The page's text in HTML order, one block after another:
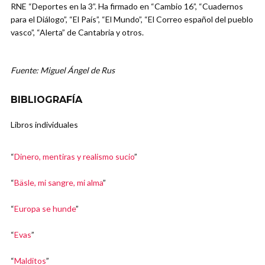
RNE “Deportes en la 3”. Ha firmado en “Cambio 16”, “Cuadernos
para el Diálogo”, “El País”, “El Mundo”, “El Correo español del pueblo
vasco”, “Alerta” de Cantabria y otros.
Fuente: Miguel Ángel de Rus
BIBLIOGRAFÍA
Libros individuales
“Dinero, mentiras y realismo sucio”
“Bäsle, mi sangre, mi alma”
“Europa se hunde”
“Evas”
“Malditos”